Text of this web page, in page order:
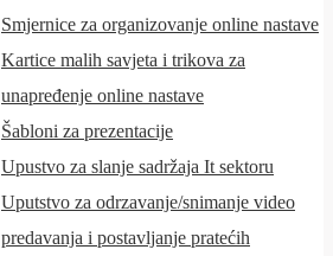
Smjernice za organizovanje online nastave
Kartice malih savjeta i trikova za
unapređenje online nastave
Šabloni za prezentacije
Upustvo za slanje sadržaja It sektoru
Uputstvo za odrzavanje/snimanje video
predavanja i postavljanje pratećih